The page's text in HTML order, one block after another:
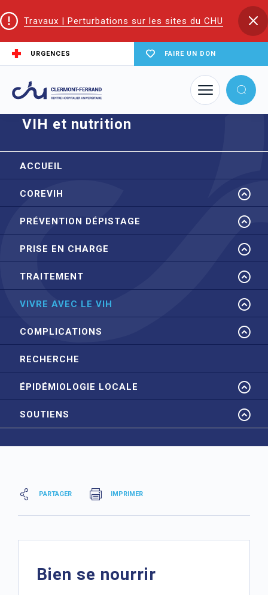
Travaux | Perturbations sur les sites du CHU
URGENCES FAIRE UN DON
Accueil VIH et nutrition
VIH et nutrition
ACCUEIL
COREVIH
PRÉVENTION DÉPISTAGE
PRISE EN CHARGE
TRAITEMENT
VIVRE AVEC LE VIH
COMPLICATIONS
RECHERCHE
ÉPIDÉMIOLOGIE LOCALE
SOUTIENS
PARTAGER IMPRIMER
Bien se nourrir